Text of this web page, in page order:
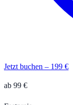
Jetzt buchen – 199 €
ab 99 €